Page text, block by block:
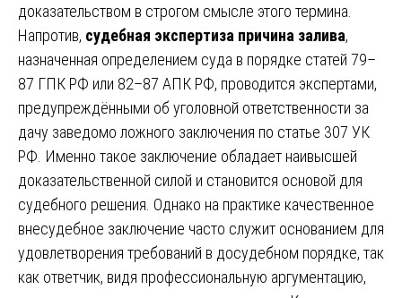
доказательством в строгом смысле этого термина.
Напротив, судебная экспертиза причина залива,
назначенная определением суда в порядке статей 79–
87 ГПК РФ или 82–87 АПК РФ, проводится экспертами,
предупреждёнными об уголовной ответственности за
дачу заведомо ложного заключения по статье 307 УК
РФ. Именно такое заключение обладает наивысшей
доказательственной силой и становится основой для
судебного решения. Однако на практике качественное
внесудебное заключение часто служит основанием для
удовлетворения требований в досудебном порядке, так
как ответчик, видя профессиональную аргументацию,